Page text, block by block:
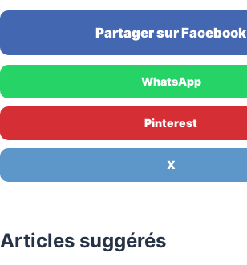
Partager sur Facebook
WhatsApp
Pinterest
X
Articles suggérés